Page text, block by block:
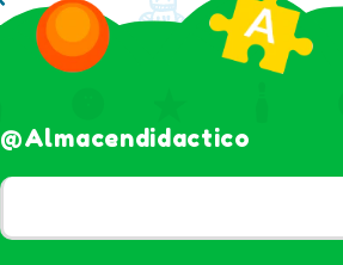
@almacendidactico